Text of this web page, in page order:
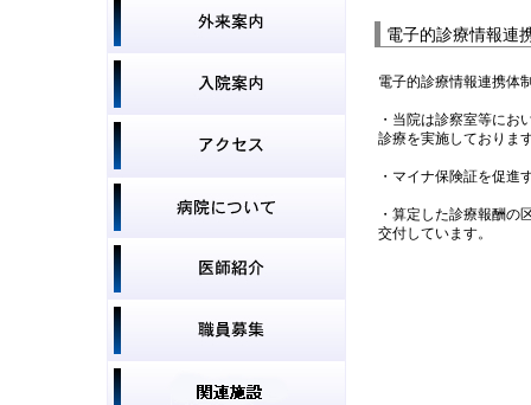
電子的診療情報連
電子的診療情報連携体
・当院は診察室等にお
診療を実施しておりま
・マイナ保険証を促進
・算定した診療報酬の
交付しています。